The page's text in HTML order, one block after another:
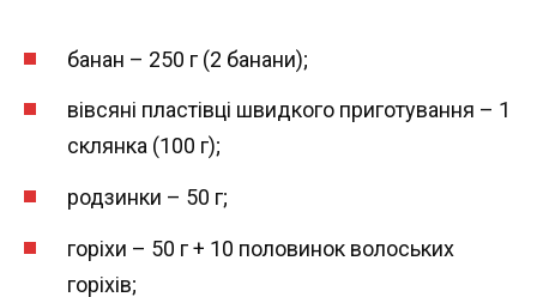
банан – 250 г (2 банани);
вівсяні пластівці швидкого приготування – 1
склянка (100 г);
родзинки – 50 г;
горіхи – 50 г + 10 половинок волоських
горіхів;